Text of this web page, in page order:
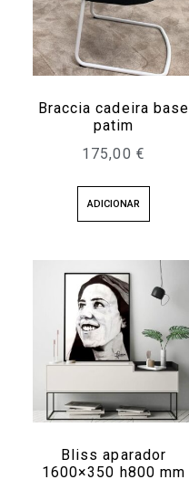
Braccia cadeira base
patim
175,00 €
ADICIONAR
Bliss aparador
1600×350 h800 mm